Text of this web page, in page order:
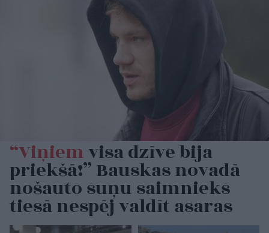
“Viņiemvisa dzīve bija
priekšā!” Bauskas novadā
nošauto suņu saimnieks
tiesā nespēj valdīt asaras